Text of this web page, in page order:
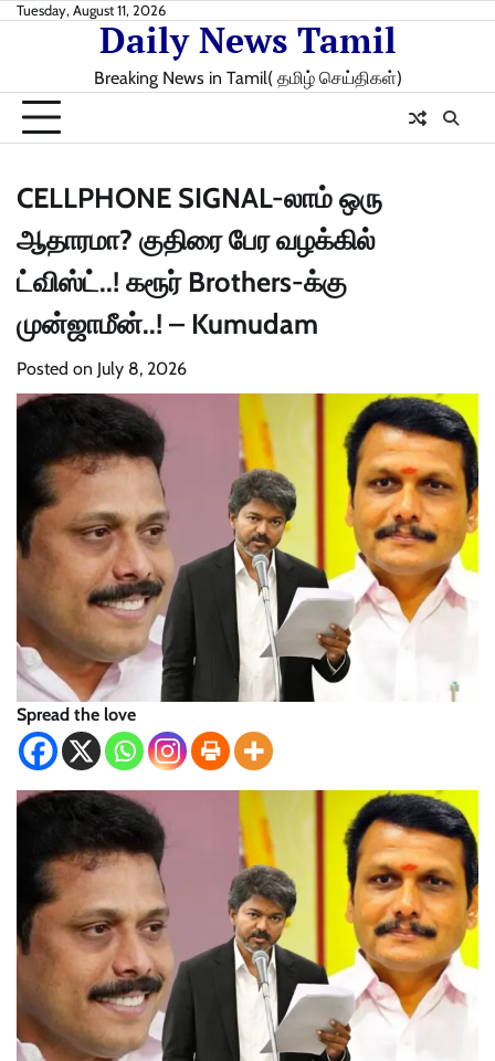
SkipTuesday, August 11, 2026
Daily News Tamil
Breaking News in Tamil( தமிழ் செய்திகள்)
CELLPHONE SIGNAL-லாம் ஒரு
ஆதாரமா? குதிரை பேர வழக்கில்
ட்விஸ்ட்..! கரூர் Brothers-க்கு
முன்ஜாமீன்..! – Kumudam
Posted on July 8, 2026
Spread the love